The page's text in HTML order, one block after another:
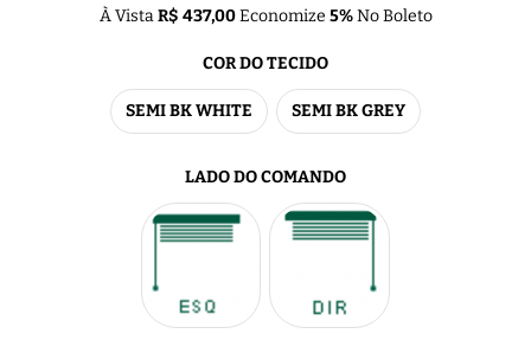
À VistaR$ 437,00Economize 5%No Boleto
COR DO TECIDO
SEMI BK WHITE SEMI BK GREY
LADO DO COMANDO